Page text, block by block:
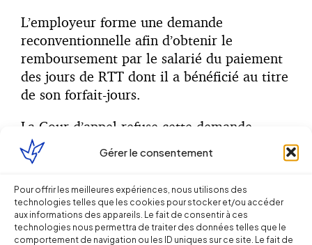
Gérer le consentement
Pour offrir les meilleures expériences, nous utilisons des
technologies telles que les cookies pour stocker et/ou accéder
aux informations des appareils. Le fait de consentir à ces
technologies nous permettra de traiter des données telles que le
comportement de navigation ou les ID uniques sur ce site. Le fait de
L’employeur forme une demande
reconventionnelle afin d’obtenir le
remboursement par le salarié du paiement
des jours de RTT dont il a bénéficié au titre
de son forfait-jours.
La Cour d’appel refuse cette demande,
estimant que la convention individuelle de
forfait qui n’est pas annulée mais seulement
privée d’effet, n’a pas pour conséquence de
priver le salarié de l’octroi des jours de
RTT.(Cour d’appel de de Rennes, 27
septembre 2017 / n° 16/03344)